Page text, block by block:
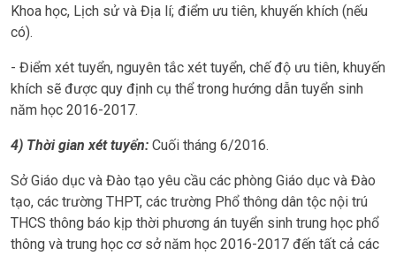
Khoa học, Lịch sử và Địa lí; điểm ưu tiên, khuyến khích (nếu
có).
- Điểm xét tuyển, nguyên tắc xét tuyển, chế độ ưu tiên, khuyến
khích sẽ được quy định cụ thể trong hướng dẫn tuyển sinh
năm học 2016-2017.
4) Thời gian xét tuyển: Cuối tháng 6/2016.
Sở Giáo dục và Đào tạo yêu cầu các phòng Giáo dục và Đào
tạo, các trường THPT, các trường Phổ thông dân tộc nội trú
THCS thông báo kịp thời phương án tuyển sinh trung học phổ
thông và trung học cơ sở năm học 2016-2017 đến tất cả các